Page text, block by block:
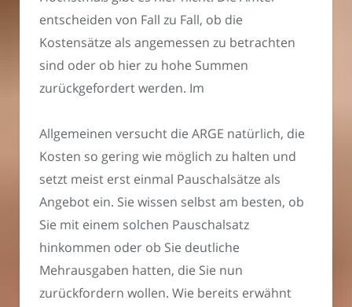
entscheiden von Fall zu Fall, ob die
Kostensätze als angemessen zu betrachten
sind oder ob hier zu hohe Summen
zurückgefordert werden. Im
Allgemeinen versucht die ARGE natürlich, die
Kosten so gering wie möglich zu halten und
setzt meist erst einmal Pauschalsätze als
Angebot ein. Sie wissen selbst am besten, ob
Sie mit einem solchen Pauschalsatz
hinkommen oder ob Sie deutliche
Mehrausgaben hatten, die Sie nun
zurückfordern wollen. Wie bereits erwähnt